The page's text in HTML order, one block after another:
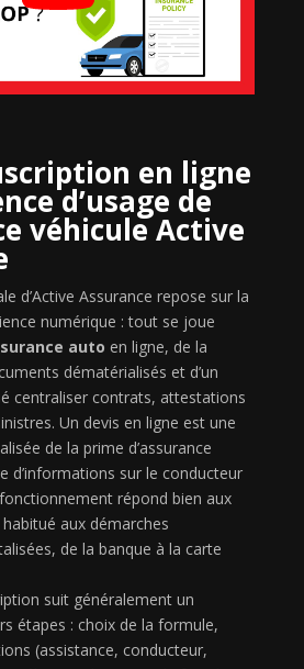
en ligne
d’usage de
véhicule Active
d’Active Assurance repose sur la
numérique : tout se joue
auto en ligne, de la
dématérialisés et d’un
centraliser contrats, attestations
Un devis en ligne est une
de la prime d’assurance
d’informations sur le conducteur
répond bien aux
aux démarches
de la banque à la carte
suit généralement un
étapes : choix de la formule,
(assistance, conducteur,